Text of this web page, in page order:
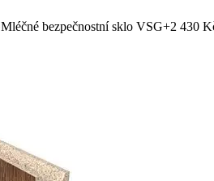
Mléčné bezpečnostní sklo VSG+2 430